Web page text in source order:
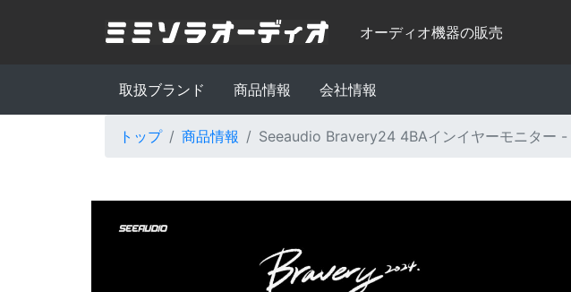
オーディオ機器の販売
取扱ブランド 商品情報 会社情報
トップ 商品情報 Seeaudio Bravery24 4BAインイヤーモニター -